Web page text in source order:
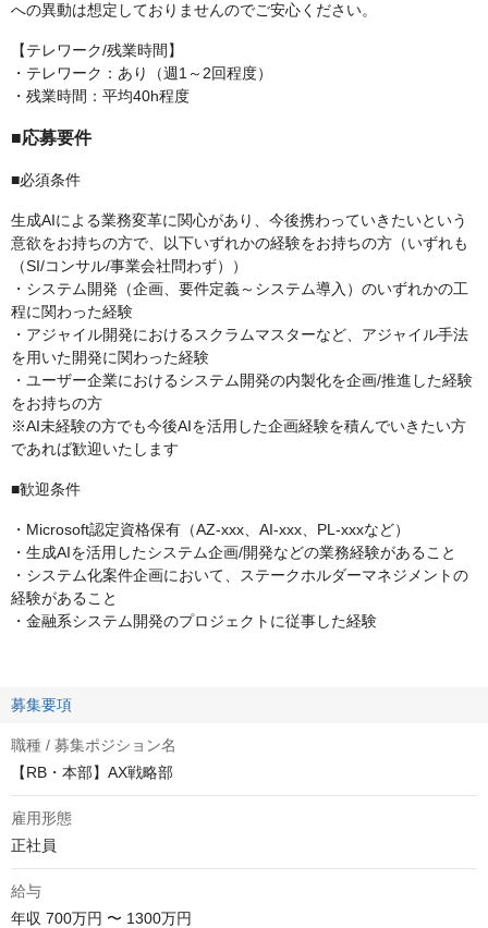
への異動は想定しておりませんのでご安心ください。
【テレワーク/残業時間】
・テレワーク：あり（週1～2回程度）
・残業時間：平均40h程度
■応募要件
■必須条件
生成AIによる業務変革に関心があり、今後携わっていきたいという
意欲をお持ちの方で、以下いずれかの経験をお持ちの方（いずれも
（SI/コンサル/事業会社問わず））
・システム開発（企画、要件定義～システム導入）のいずれかの工
程に関わった経験
・アジャイル開発におけるスクラムマスターなど、アジャイル手法
を用いた開発に関わった経験
・ユーザー企業におけるシステム開発の内製化を企画/推進した経験
をお持ちの方
※AI未経験の方でも今後AIを活用した企画経験を積んでいきたい方
であれば歓迎いたします
■歓迎条件
・Microsoft認定資格保有（AZ-xxx、AI-xxx、PL-xxxなど）
・生成AIを活用したシステム企画/開発などの業務経験があること
・システム化案件企画において、ステークホルダーマネジメントの
経験があること
・金融系システム開発のプロジェクトに従事した経験
募集要項
職種 / 募集ポジション名
【RB・本部】AX戦略部
雇用形態
正社員
給与
年収 700万円 〜 1300万円